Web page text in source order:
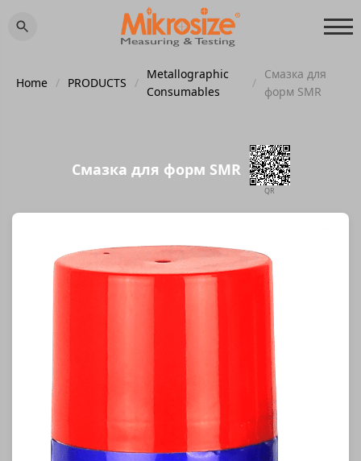
Home / PRODUCTS /
Metallographic
Consumables
/
Смазка для
форм SMR
Смазка для форм SMR
QR